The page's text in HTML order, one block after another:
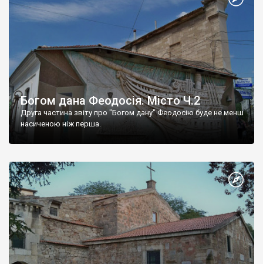
Богом дана Феодосія. Місто Ч.2
Друга частина звіту про "Богом дану" Феодосію буде не менш
насиченою ніж перша.